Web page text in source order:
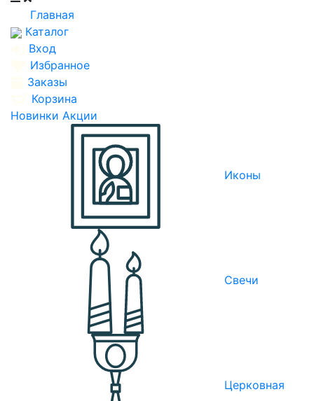
Главная
Каталог
Вход
Избранное
Заказы
Корзина
Новинки Акции
Иконы
Свечи
Церковная